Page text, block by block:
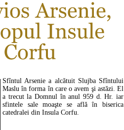
Sfîntul Arsenie a alcătuit Slujba Sfîntului
Maslu în forma în care o avem şi astăzi. El
a trecut la Domnul în anul 959 d. Hr. iar
sfintele sale moaşte se află în biserica
catedralei din Insula Corfu.